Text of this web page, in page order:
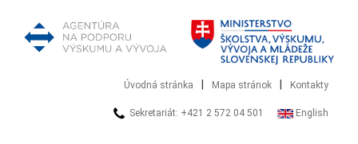
Úvodná stránka Mapa stránok Kontakty
Sekretariát: +421 2 572 04 501 English